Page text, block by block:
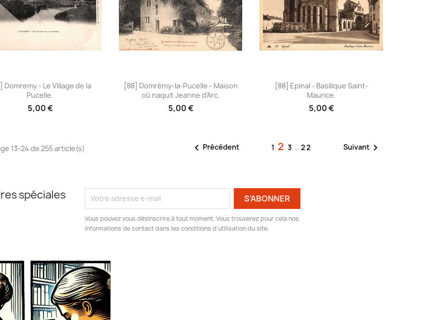
Aperçu rapide
Domremy - Le Village de la
Pucelle.
5,00 €
Aperçu rapide
[88] Domrémy-la-Pucelle - Maison
où naquit Jeanne d'Arc.
5,00 €
Aperçu rapide
[88] Epinal - Basilique Saint-
Maurice.
5,00 €
13-24 de 255 article(s)  Précédent 1 2 3 … 22 Suivant
spéciales
Vous pouvez vous désinscrire à tout moment. Vous trouverez pour cela nos
informations de contact dans les conditions d'utilisation du site.